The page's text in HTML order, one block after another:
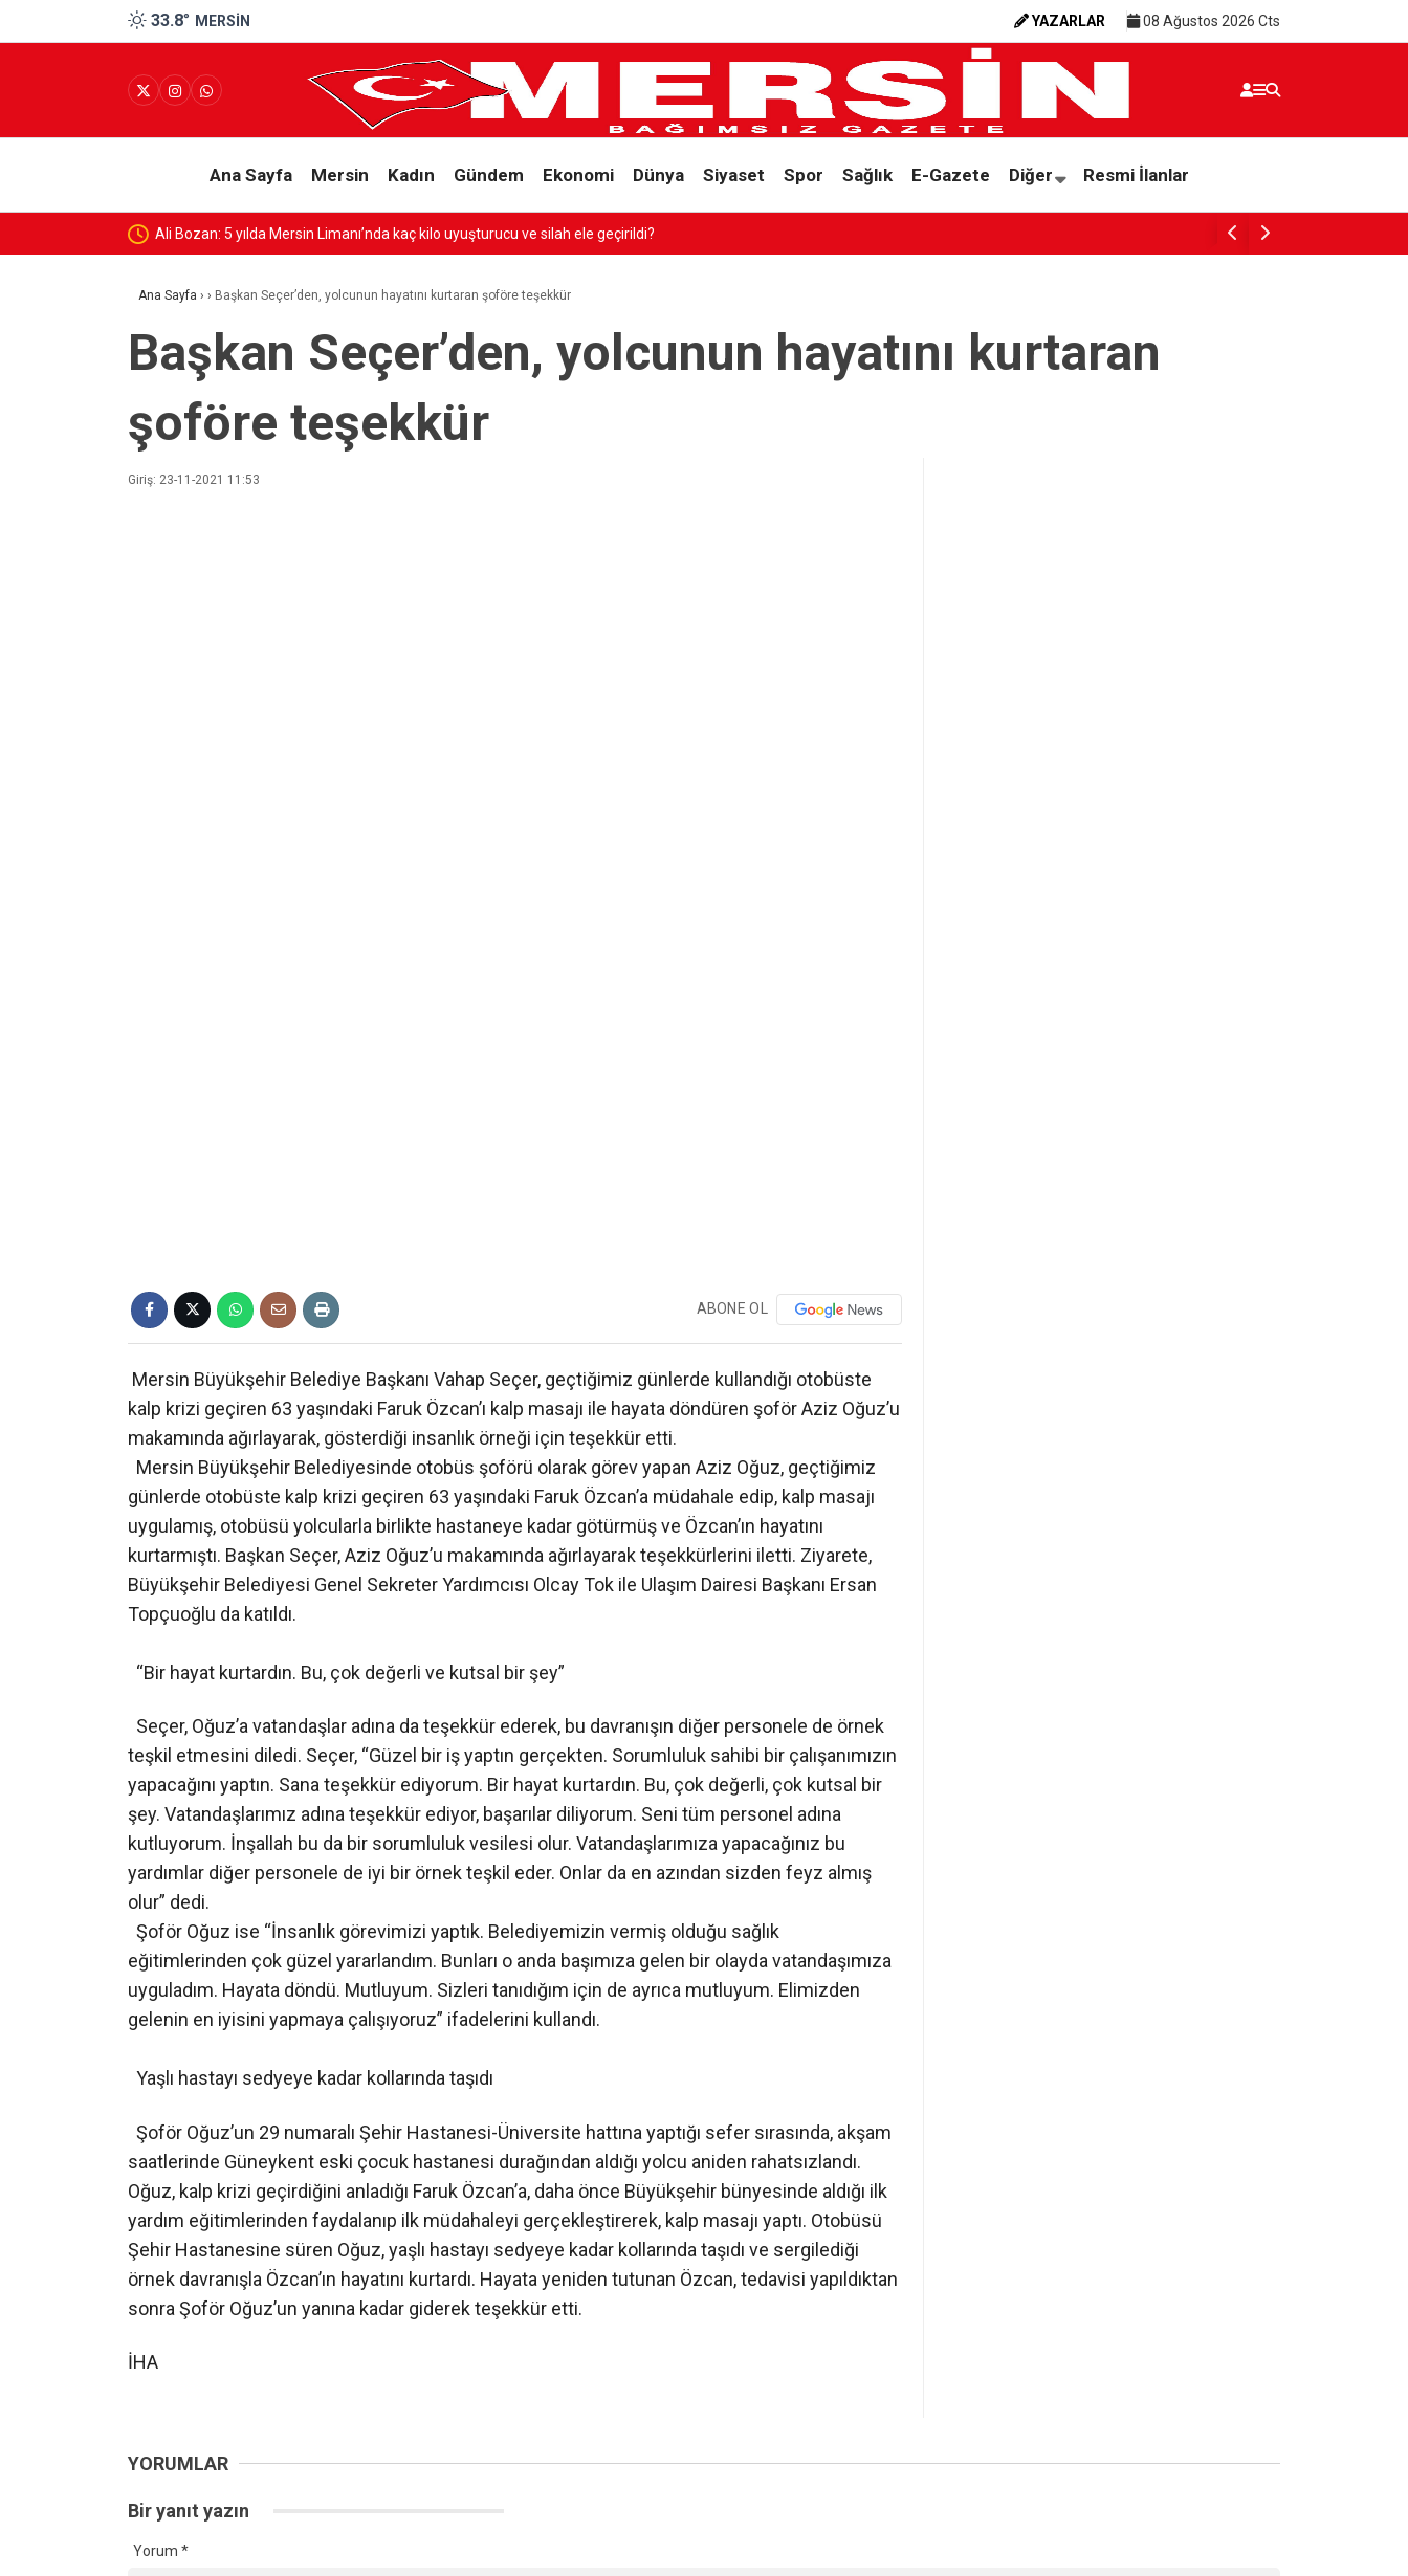
33.8° MERSIN YAZARLAR 08 Ağustos 2026 Cts
Ana Sayfa Mersin Kadın Gündem Ekonomi Dünya Siyaset Spor Sağlık E-Gazete Diğer Resmi İlanlar
ve silah ele geçirildi? “AVRUPA ÇÖPÜNDEN KURTULACAK DİYE AKDENİZ’İ FEDA EDEMEZSİNİZ!”
Ana Sayfa › › Başkan Seçer’den, yolcunun hayatını kurtaran şoföre teşekkür
Başkan Seçer’den, yolcunun hayatını kurtaran
şoföre teşekkür
Giriş: 23-11-2021 11:53
ABONE OL
Mersin Büyükşehir Belediye Başkanı Vahap Seçer, geçtiğimiz günlerde kullandığı otobüste
kalp krizi geçiren 63 yaşındaki Faruk Özcan’ı kalp masajı ile hayata döndüren şoför Aziz Oğuz’u
makamında ağırlayarak, gösterdiği insanlık örneği için teşekkür etti.
Mersin Büyükşehir Belediyesinde otobüs şoförü olarak görev yapan Aziz Oğuz, geçtiğimiz
günlerde otobüste kalp krizi geçiren 63 yaşındaki Faruk Özcan’a müdahale edip, kalp masajı
uygulamış, otobüsü yolcularla birlikte hastaneye kadar götürmüş ve Özcan’ın hayatını
kurtarmıştı. Başkan Seçer, Aziz Oğuz’u makamında ağırlayarak teşekkürlerini iletti. Ziyarete,
Büyükşehir Belediyesi Genel Sekreter Yardımcısı Olcay Tok ile Ulaşım Dairesi Başkanı Ersan
Topçuoğlu da katıldı.
“Bir hayat kurtardın. Bu, çok değerli ve kutsal bir şey”
Seçer, Oğuz’a vatandaşlar adına da teşekkür ederek, bu davranışın diğer personele de örnek
teşkil etmesini diledi. Seçer, “Güzel bir iş yaptın gerçekten. Sorumluluk sahibi bir çalışanımızın
yapacağını yaptın. Sana teşekkür ediyorum. Bir hayat kurtardın. Bu, çok değerli, çok kutsal bir
şey. Vatandaşlarımız adına teşekkür ediyor, başarılar diliyorum. Seni tüm personel adına
kutluyorum. İnşallah bu da bir sorumluluk vesilesi olur. Vatandaşlarımıza yapacağınız bu
yardımlar diğer personele de iyi bir örnek teşkil eder. Onlar da en azından sizden feyz almış
olur” dedi.
Şoför Oğuz ise “İnsanlık görevimizi yaptık. Belediyemizin vermiş olduğu sağlık
eğitimlerinden çok güzel yararlandım. Bunları o anda başımıza gelen bir olayda vatandaşımıza
uyguladım. Hayata döndü. Mutluyum. Sizleri tanıdığım için de ayrıca mutluyum. Elimizden
gelenin en iyisini yapmaya çalışıyoruz” ifadelerini kullandı.
Yaşlı hastayı sedyeye kadar kollarında taşıdı
Şoför Oğuz’un 29 numaralı Şehir Hastanesi-Üniversite hattına yaptığı sefer sırasında, akşam
saatlerinde Güneykent eski çocuk hastanesi durağından aldığı yolcu aniden rahatsızlandı.
Oğuz, kalp krizi geçirdiğini anladığı Faruk Özcan’a, daha önce Büyükşehir bünyesinde aldığı ilk
yardım eğitimlerinden faydalanıp ilk müdahaleyi gerçekleştirerek, kalp masajı yaptı. Otobüsü
Şehir Hastanesine süren Oğuz, yaşlı hastayı sedyeye kadar kollarında taşıdı ve sergilediği
örnek davranışla Özcan’ın hayatını kurtardı. Hayata yeniden tutunan Özcan, tedavisi yapıldıktan
sonra Şoför Oğuz’un yanına kadar giderek teşekkür etti.
İHA
YORUMLAR
Bir yanıt yazın
Yorum *